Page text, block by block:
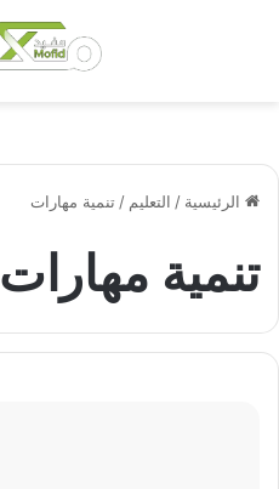
الرئيسية / التعليم /تنمية مهارات
تنمية مهارات